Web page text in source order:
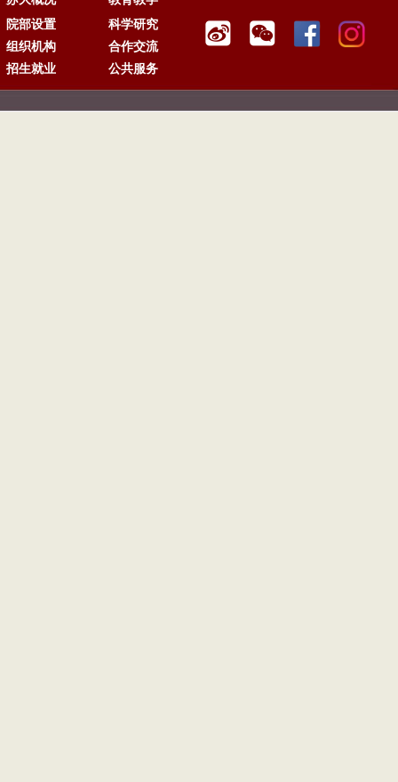
院部设置
科学研究
组织机构
合作交流
招生就业
公共服务